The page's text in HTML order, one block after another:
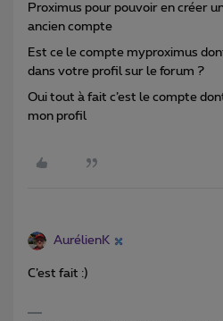
Proximus pour pouvoir en créer
ancien compte
Est ce le compte myproximus
dans votre profil sur le forum ?
Oui tout à fait c’est le compte
mon profil
AurélienK
C’est fait :)